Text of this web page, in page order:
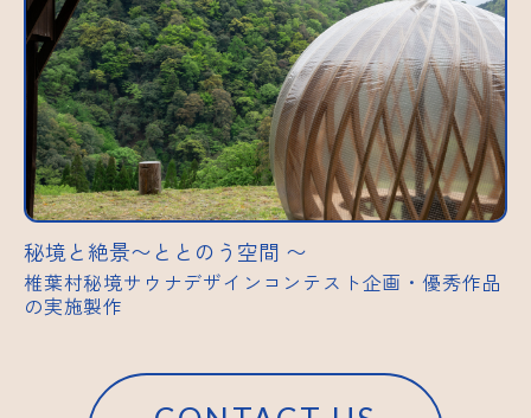
秘境と絶景〜ととのう空間 〜
椎葉村秘境サウナデザインコンテスト企画・優秀作品
の実施製作